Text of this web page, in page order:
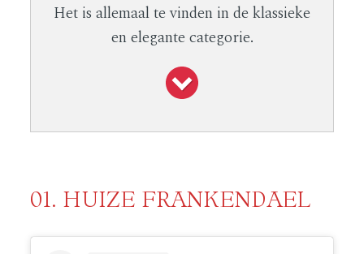
Het is allemaal te vinden in de klassieke
en elegante categorie.
01. HUIZE FRANKENDAEL